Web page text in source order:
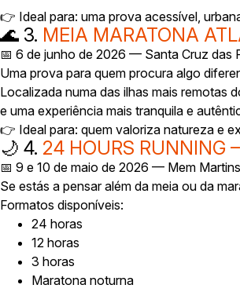
👉 Ideal para: uma prova acessível,
🌊 3. MEIA MARATONA
📅 6 de junho de 2026 — Santa Cruz das
Uma prova para quem procura algo
Localizada numa das ilhas mais remotas
e uma experiência mais tranquila e
👉 Ideal para: quem valoriza natureza e
🌙 4. 24 HOURS RUNNING
📅 9 e 10 de maio de 2026 — Mem
Se estás a pensar além da meia ou da
Formatos disponíveis:
24 horas
12 horas
3 horas
Maratona noturna